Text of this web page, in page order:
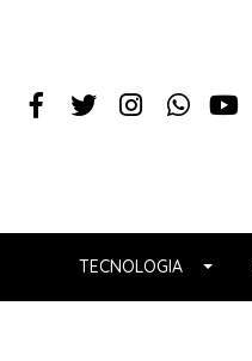
TECNOLOGIA